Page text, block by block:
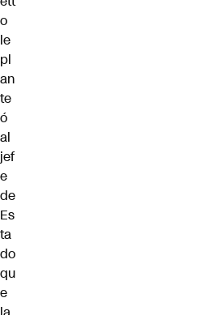
o
le
pl
an
te
ó
al
jef
e
de
Es
ta
do
qu
e